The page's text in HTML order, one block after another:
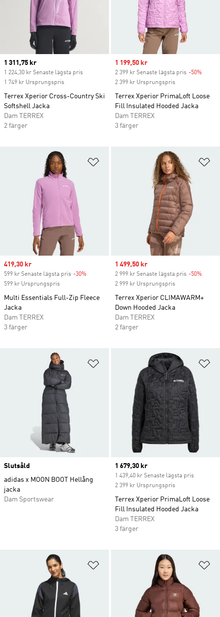
Current price
1 311,75 kr
1 224,30 kr Senaste lägsta pris
1 749 kr Ursprungspris
Terrex Xperior Cross-Country Ski
Softshell Jacka
Dam TERREX
2 färger
Sale price
1 199,50 kr
2 399 kr Senaste lägsta pris -50%
2 399 kr Ursprungspris
Terrex Xperior PrimaLoft Loose
Fill Insulated Hooded Jacka
Dam TERREX
3 färger
Lägg till på önskelistan
Sale price
419,30 kr
599 kr Senaste lägsta pris -30%
599 kr Ursprungspris
Multi Essentials Full-Zip Fleece
Jacka
Dam TERREX
3 färger
Sale price
1 499,50 kr
2 999 kr Senaste lägsta pris -50%
2 999 kr Ursprungspris
Terrex Xperior CLIMAWARM+
Down Hooded Jacka
Dam TERREX
2 färger
Lägg till på önskelistan
Slutsåld
adidas x MOON BOOT Hellång
jacka
Dam Sportswear
Current price
1 679,30 kr
1 439,40 kr Senaste lägsta pris
2 399 kr Ursprungspris
Terrex Xperior PrimaLoft Loose
Fill Insulated Hooded Jacka
Dam TERREX
3 färger
Lägg till på önskelistan